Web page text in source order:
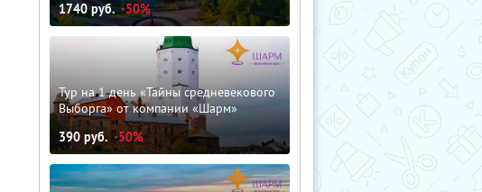
1740руб. -50%
Тур на 1 день «Тайны средневекового
Выборга» от компании «Шарм»
390 руб. -50%